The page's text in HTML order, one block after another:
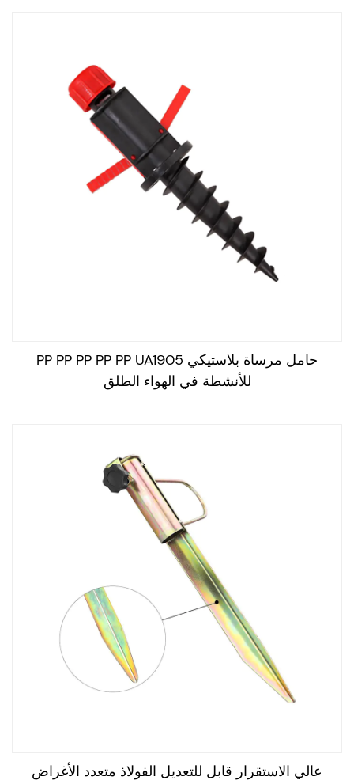
حامل مرساة بلاستيكي PP PP PP PP PP UA1905
للأنشطة في الهواء الطلق
عالي الاستقرار قابل للتعديل الفولاذ متعدد الأغراض